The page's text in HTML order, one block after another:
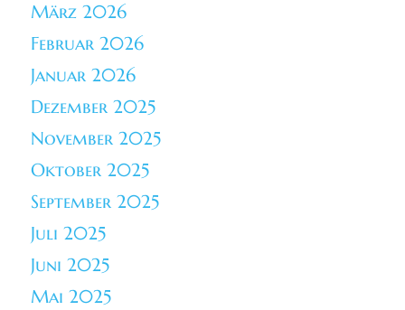
März 2026
Februar 2026
Januar 2026
Dezember 2025
November 2025
Oktober 2025
September 2025
Juli 2025
Juni 2025
Mai 2025